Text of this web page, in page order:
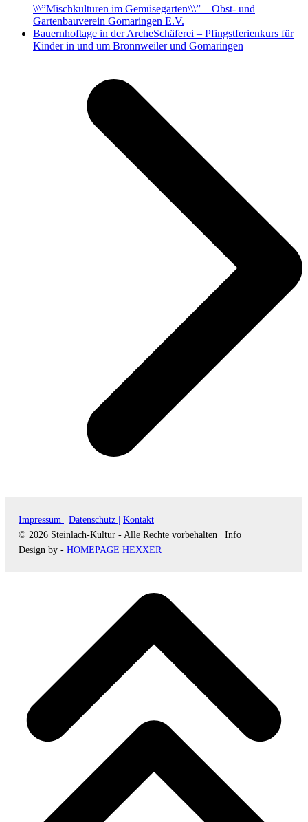
\\\”Mischkulturen im Gemüsegarten\\\” – Obst- und
Gartenbauverein Gomaringen E.V.
Nächster
Beitrag:
Bauernhoftage in der ArcheSchäferei – Pfingstferienkurs für
Kinder in und um Bronnweiler und Gomaringen
Impressum | Datenschutz |
Kontakt
© 2026 Steinlach-Kultur - Alle Rechte vorbehalten |
Info
Design by - HOMEPAGE HEXXER